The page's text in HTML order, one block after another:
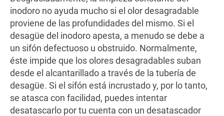
inodoro no ayuda mucho si el olor desagradable
proviene de las profundidades del mismo. Si el
desagüe del inodoro apesta, a menudo se debe a
un sifón defectuoso u obstruido. Normalmente,
éste impide que los olores desagradables suban
desde el alcantarillado a través de la tubería de
desagüe. Si el sifón está incrustado y, por lo tanto,
se atasca con facilidad, puedes intentar
desatascarlo por tu cuenta con un desatascador